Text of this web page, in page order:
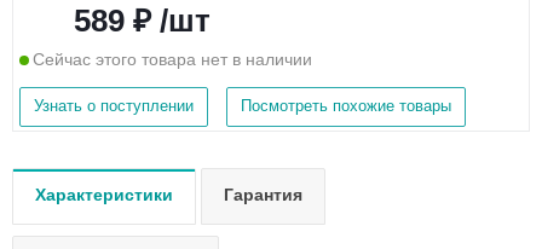
589 ₽ /шт
Сейчас этого товара нет в наличии
Узнать о поступлении Посмотреть похожие товары
Характеристики Гарантия